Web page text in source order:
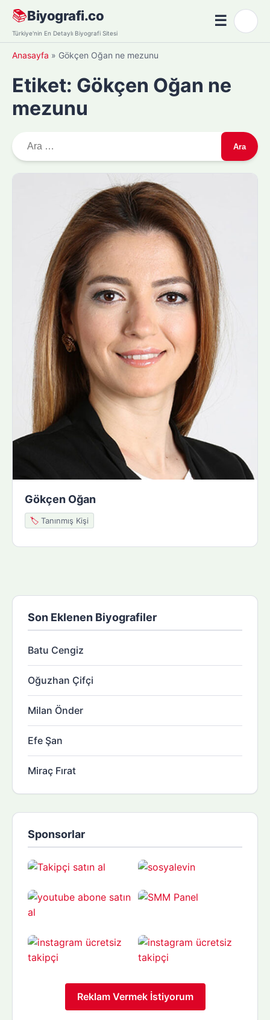
Skip
content
📚Biyografi.co
Türkiye'nin En Detaylı Biyografi Sitesi
☰Menü
Anasayfa » Gökçen Oğan ne mezunu
Etiket: Gökçen Oğan ne
mezunu
r
Gökçen Oğan
🏷️ Tanınmış Kişi
Son Eklenen Biyografiler
Batu Cengiz
Oğuzhan Çifçi
Milan Önder
Efe Şan
Miraç Fırat
Sponsorlar
Reklam Vermek İstiyorum